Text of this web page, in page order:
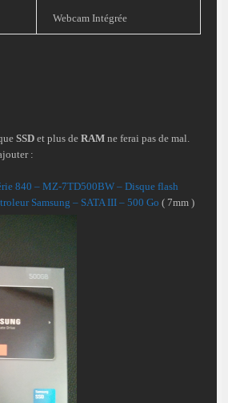
Webcam Intégrée
SSD et plus de RAM ne ferai pas de mal.
:
840 – MZ-7TD500BW – Disque flash
Samsung – SATA III – 500 Go ( 7mm )